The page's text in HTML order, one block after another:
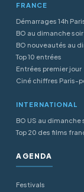
FRANCE
Démarrages 14h
BO au dimanche soir
BO nouveautés au
Top 10 entrées
Entrées premier jour
Ciné chiffres Paris-
INTERNATIONAL
BO US au dimanche
Top 20 des films
AGENDA
Festivals